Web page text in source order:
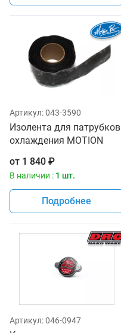
Артикул:043-3590
Изолента для патрубков
охлаждения MOTION
от 1 840 ₽
В наличии : 1 шт.
Подробнее
Артикул:046-0947